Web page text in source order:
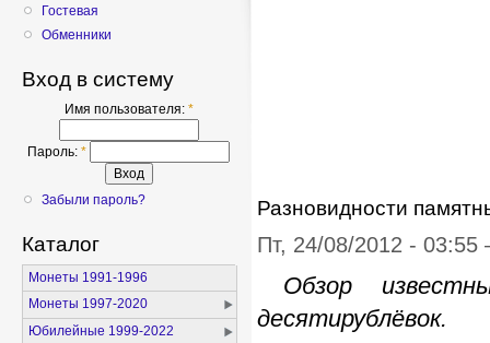
Гостевая
Обменники
Вход в систему
Имя пользователя: *
Пароль: *
Забыли пароль?
Каталог
Монеты 1991-1996
Монеты 1997-2020
Юбилейные 1999-2022
Разновидности
Пт, 24/08/2012 -
Обзор
десятирублёвок.